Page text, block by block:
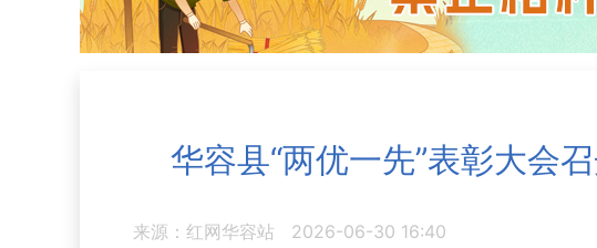
华容县“两优一先”表彰大会
来源：红网华容站 2026-06-30 16:40